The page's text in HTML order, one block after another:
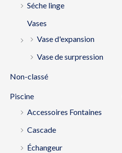
Séche linge
Vases
Vase d'expansion
Vase de surpression
Non-classé
Piscine
Accessoires Fontaines
Cascade
Échangeur